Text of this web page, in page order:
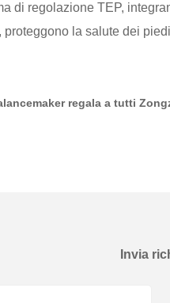
di regolazione TEP,
la salute dei
regala a tutti
Invia